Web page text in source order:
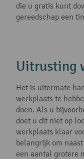
die u gratis kunt
gereedschap een
Uitrusting
Het is uitermate
werkplaats te
doen. Als u
doet u dit niet op
werkplaats klaar
belangrijk om
een aantal grotere